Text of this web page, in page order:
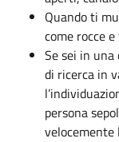
Quando ti
come rocce
Se sei in
di ricerca in
persona
velocemente